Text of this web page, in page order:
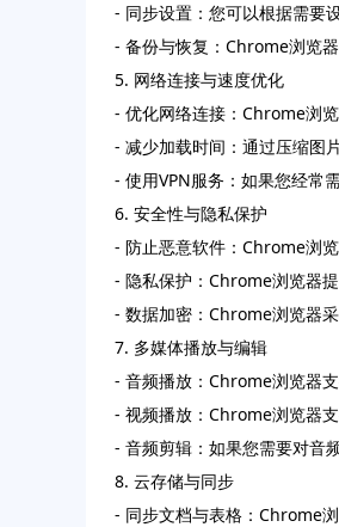
- 同步设置：您可以根据需要
- 备份与恢复：Chrome浏览
5. 网络连接与速度优化
- 优化网络连接：Chrome浏
- 减少加载时间：通过压缩图
- 使用VPN服务：如果您经常
6. 安全性与隐私保护
- 防止恶意软件：Chrome浏
- 隐私保护：Chrome浏览器
- 数据加密：Chrome浏览器
7. 多媒体播放与编辑
- 音频播放：Chrome浏览器
- 视频播放：Chrome浏览器
- 音频剪辑：如果您需要对音
8. 云存储与同步
- 同步文档与表格：Chrome